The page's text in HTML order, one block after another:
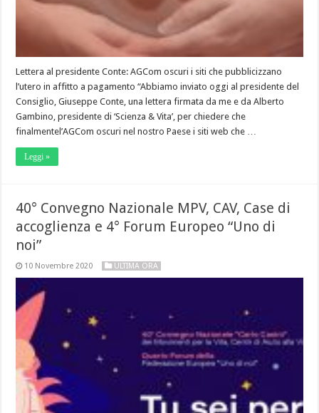
Lettera al presidente Conte: AGCom oscuri i siti che pubblicizzano
l’utero in affitto a pagamento “Abbiamo inviato oggi al presidente del
Consiglio, Giuseppe Conte, una lettera firmata da me e da Alberto
Gambino, presidente di ‘Scienza & Vita’, per chiedere che
finalmentel’AGCom oscuri nel nostro Paese i siti web che …
Leggi »
40° Convegno Nazionale MPV, CAV, Case di
accoglienza e 4° Forum Europeo “Uno di
noi”
10 Novembre 2020 ULTIMA ORA